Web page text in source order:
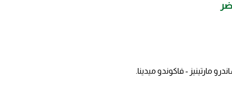
مارتينيز - فاكوندو ميدينا.